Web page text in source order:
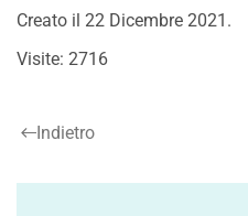
Creato il 22 Dicembre 2021 .
Visite: 2716
Indietro